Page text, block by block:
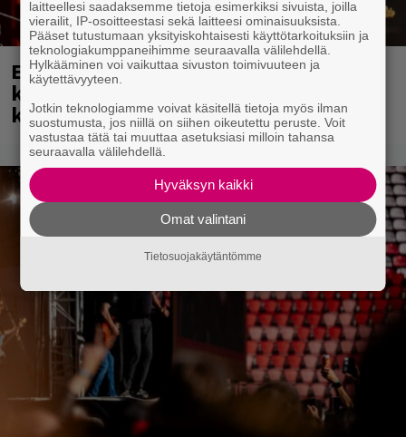
Eppu Normaali soitti viimeisen
keikkansa – nämä kappaleet sillä
kuultiin
laitteellesi saadaksemme tietoja esimerkiksi sivuista, joilla
vierailit, IP-osoitteestasi sekä laitteesi ominaisuuksista.
Pääset tutustumaan yksityiskohtaisesti käyttötarkoituksiin ja
teknologiakumppaneihimme seuraavalla välilehdellä.
Hylkääminen voi vaikuttaa sivuston toimivuuteen ja
käytettävyyteen.
Jotkin teknologiamme voivat käsitellä tietoja myös ilman
suostumusta, jos niillä on siihen oikeutettu peruste. Voit
vastustaa tätä tai muuttaa asetuksiasi milloin tahansa
seuraavalla välilehdellä.
Hyväksyn kaikki
Omat valintani
Tietosuojakäytäntömme